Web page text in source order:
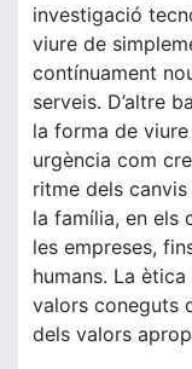
investigació
viure de
contínuament
serveis. D’altre
la forma de
urgència com
ritme dels
la família, en els
les empreses,
humans. La ètica
valors coneguts
dels valors